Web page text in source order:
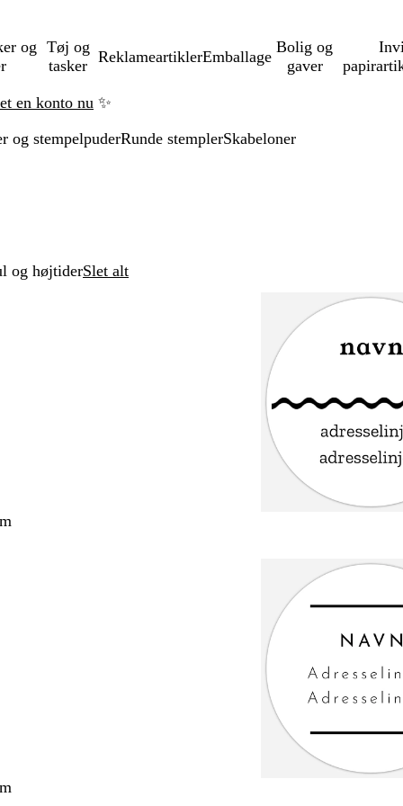
og Tøj og
tasker
ReklameartiklerEmballage
Bolig og
gaver
en konto nu ✨
og stempelpuderRunde stemplerSkabeloner
og højtiderSlet alt